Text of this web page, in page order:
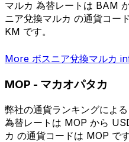
マルカ 為替レートは BAM
ニア兌換マルカ の通貨コー
KM です。
More ボスニア兌換マルカ
MOP - マカオパタカ
弊社の通貨ランキングによ
為替レートは MOP から
カ の通貨コードは MOP で